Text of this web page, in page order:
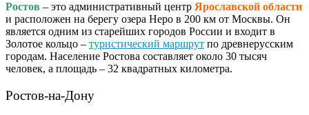
Ростов – это административный центр Ярославской области
и расположен на берегу озера Неро в 200 км от Москвы. Он
является одним из старейших городов России и входит в
Золотое кольцо – туристический маршрут по древнерусским
городам. Население Ростова составляет около 30 тысяч
человек, а площадь – 32 квадратных километра.
Ростов-на-Дону